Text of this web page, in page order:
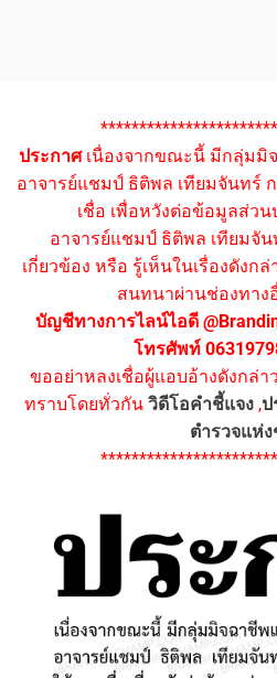
ประกาศเนื่องจากขณะนี้ มีกลุ่มมิ
อาจารย์แชมป์ ธิติพล เทียมจันทร์
เชื่อ เพื่อหวังต่อข้อมูลส่ว
อาจารย์แชมป์ ธิติพล เทียมจั
เกี่ยวข้อง หรือ รู้เห็นในเรื่องดังก
สนทนาผ่านช่องทาง
บัญชีทางการไลน์ไอดี
โทรศัพท์
ขออย่าหลงเชื่อผู้แอบอ้างดังกล่
ทราบโดยทั่วกัน วิดีโอคำชี้แจง ,ป
ตำรวจแห่